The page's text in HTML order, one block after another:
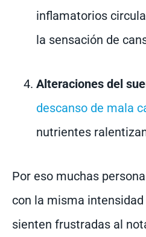
inflamatorios
la sensación de
Alteraciones del
descanso de mala
nutrientes
Por eso muchas
con la misma intensidad
sienten frustradas al